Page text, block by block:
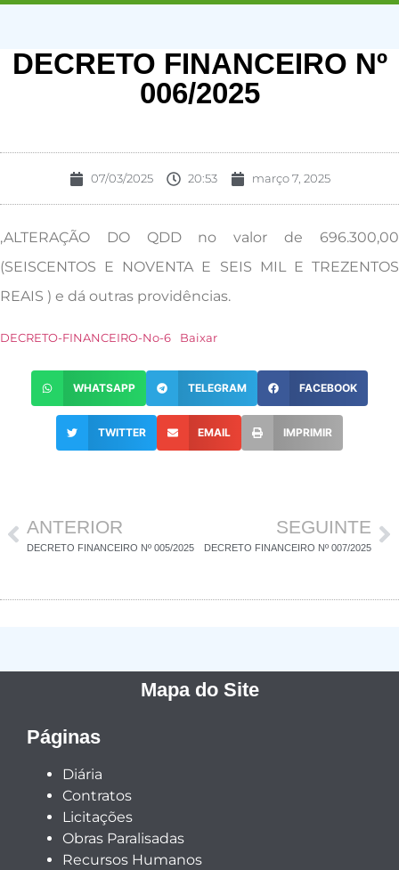
DECRETO FINANCEIRO Nº
006/2025
07/03/2025 20:53 março 7, 2025
,ALTERAÇÃO DO QDD no valor de 696.300,00
(SEISCENTOS E NOVENTA E SEIS MIL E TREZENTOS
REAIS ) e dá outras providências.
DECRETO-FINANCEIRO-No-6 Baixar
WHATSAPP TELEGRAM FACEBOOK
TWITTER EMAIL IMPRIMIR
ANTERIOR
DECRETO FINANCEIRO Nº 005/2025
SEGUINTE
DECRETO FINANCEIRO Nº 007/2025
Mapa do Site
Páginas
Diária
Contratos
Licitações
Obras Paralisadas
Recursos Humanos